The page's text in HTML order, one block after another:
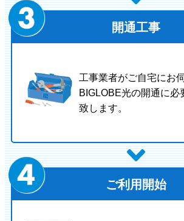
開通工事
工事業者がご自宅にお
BIGLOBE光の開通に必
致します。
ご利用開始